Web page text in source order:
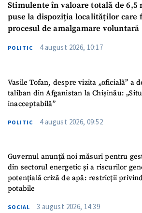
Stimulente în valoare totală de 6,5
puse la dispoziția localităților care
procesul de amalgamare voluntară
POLITIC 4 august 2026, 10:17
Vasile Tofan, despre vizita „oficială” a
taliban din Afganistan la Chișinău:
inacceptabilă”
POLITIC 4 august 2026, 09:52
Guvernul anunță noi măsuri pentru
din sectorul energetic și a riscurilor
potențială criză de apă: restricții
potabile
SOCIAL 3 august 2026, 14:39